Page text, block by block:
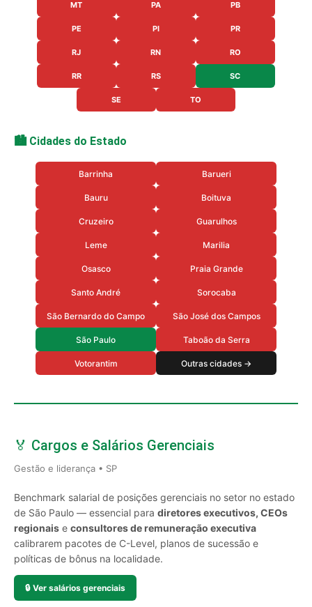
MT PA PB
PE PI PR
RJ RN RO
RR RS SC
SE TO
🏙️ Cidades do Estado
Barrinha Barueri
Bauru Boituva
Cruzeiro Guarulhos
Leme Marilia
Osasco Praia Grande
Santo André Sorocaba
São Bernardo do Campo São José dos Campos
São Paulo Taboão da Serra
Votorantim Outras cidades →
🏅 Cargos e Salários Gerenciais
Gestão e liderança • SP
Benchmark salarial de posições gerenciais no setor no estado
de São Paulo — essencial para diretores executivos, CEOs
regionais e consultores de remuneração executiva
calibrarem pacotes de C-Level, planos de sucessão e
políticas de bônus na localidade.
🔒 Ver salários gerenciais